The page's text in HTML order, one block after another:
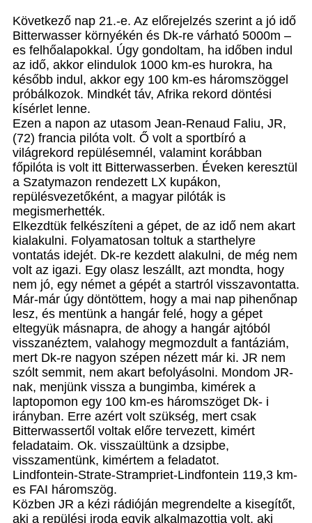
Következő nap 21.-e. Az előrejelzés szerint a jó idő
Bitterwasser környékén és Dk-re várható 5000m –
es felhőalapokkal. Úgy gondoltam, ha időben indul
az idő, akkor elindulok 1000 km-es hurokra, ha
később indul, akkor egy 100 km-es háromszöggel
próbálkozok. Mindkét táv, Afrika rekord döntési
kísérlet lenne.
Ezen a napon az utasom Jean-Renaud Faliu, JR,
(72) francia pilóta volt. Ő volt a sportbíró a
világrekord repülésemnél, valamint korábban
főpilóta is volt itt Bitterwasserben. Éveken keresztül
a Szatymazon rendezett LX kupákon,
repülésvezetőként, a magyar pilóták is
megismerhették.
Elkezdtük felkészíteni a gépet, de az idő nem akart
kialakulni. Folyamatosan toltuk a starthelyre
vontatás idejét. Dk-re kezdett alakulni, de még nem
volt az igazi. Egy olasz leszállt, azt mondta, hogy
nem jó, egy német a gépét a startról visszavontatta.
Már-már úgy döntöttem, hogy a mai nap pihenőnap
lesz, és mentünk a hangár felé, hogy a gépet
eltegyük másnapra, de ahogy a hangár ajtóból
visszanéztem, valahogy megmozdult a fantáziám,
mert Dk-re nagyon szépen nézett már ki. JR nem
szólt semmit, nem akart befolyásolni. Mondom JR-
nak, menjünk vissza a bungimba, kimérek a
laptopomon egy 100 km-es háromszöget Dk- i
irányban. Erre azért volt szükség, mert csak
Bitterwassertől voltak előre tervezett, kimért
feladataim. Ok. visszaültünk a dzsipbe,
visszamentünk, kimértem a feladatot.
Lindfontein-Strate-Strampriet-Lindfontein 119,3 km-
es FAI háromszög.
Közben JR a kézi rádióján megrendelte a kisegítőt,
aki a repülési iroda egyik alkalmazottja volt, aki